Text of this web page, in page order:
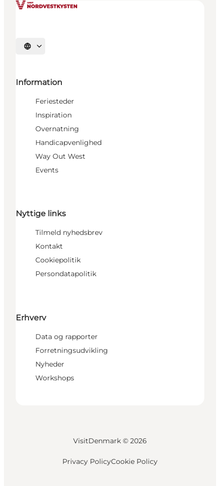
Vælg sprog
Information
Feriesteder
Inspiration
Overnatning
Handicapvenlighed
Way Out West
Events
Nyttige links
Tilmeld nyhedsbrev
Kontakt
Cookiepolitik
Persondatapolitik
Erhverv
Data og rapporter
Forretningsudvikling
Nyheder
Workshops
VisitDenmark © 2026
Privacy PolicyCookie Policy